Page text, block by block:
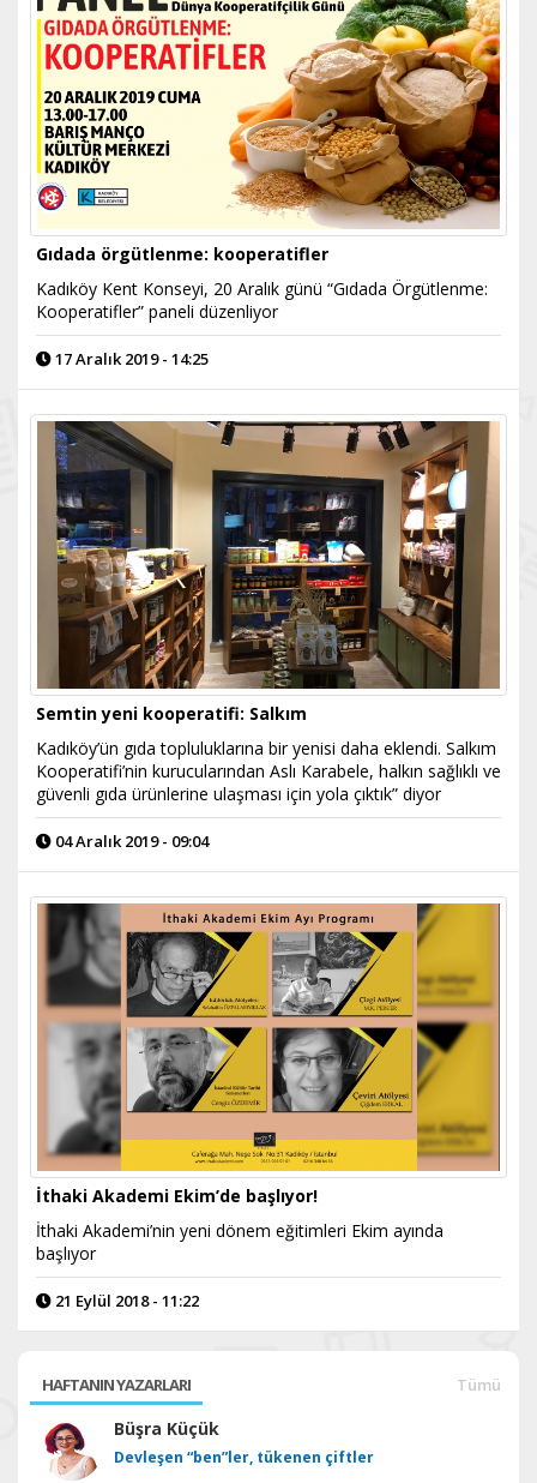
Gıdada örgütlenme: kooperatifler
Kadıköy Kent Konseyi, 20 Aralık günü “Gıdada Örgütlenme:
Kooperatifler” paneli düzenliyor
17 Aralık 2019 - 14:25
Semtin yeni kooperatifi: Salkım
Kadıköy’ün gıda topluluklarına bir yenisi daha eklendi. Salkım
Kooperatifi’nin kurucularından Aslı Karabele, halkın sağlıklı ve
güvenli gıda ürünlerine ulaşması için yola çıktık” diyor
04 Aralık 2019 - 09:04
İthaki Akademi Ekim’de başlıyor!
İthaki Akademi’nin yeni dönem eğitimleri Ekim ayında
başlıyor
21 Eylül 2018 - 11:22
HAFTANIN YAZARLARI Tümü
Büşra Küçük
Devleşen “ben”ler, tükenen çiftler